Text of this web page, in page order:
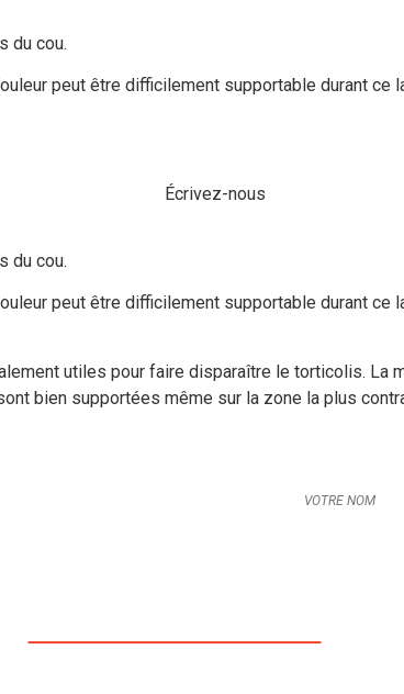
du cou.
peut être difficilement supportable durant ce
Écrivez-nous
du cou.
peut être difficilement supportable durant ce
utiles pour faire disparaître le torticolis. La
bien supportées même sur la zone la plus